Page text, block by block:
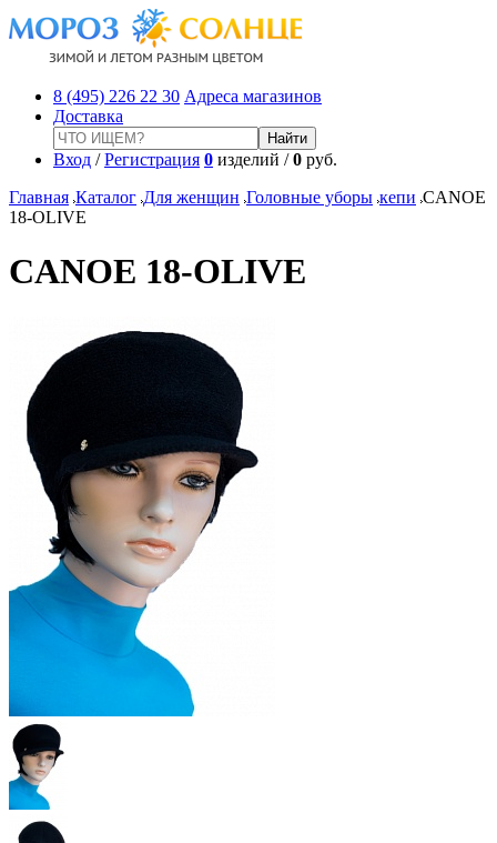
8 (495) 226 22 30 Адреса магазинов
Доставка
Вход /Регистрация 0 изделий /0 руб.
Главная Каталог Для женщин Головные уборы кепи CANOE
18-OLIVE
CANOE 18-OLIVE